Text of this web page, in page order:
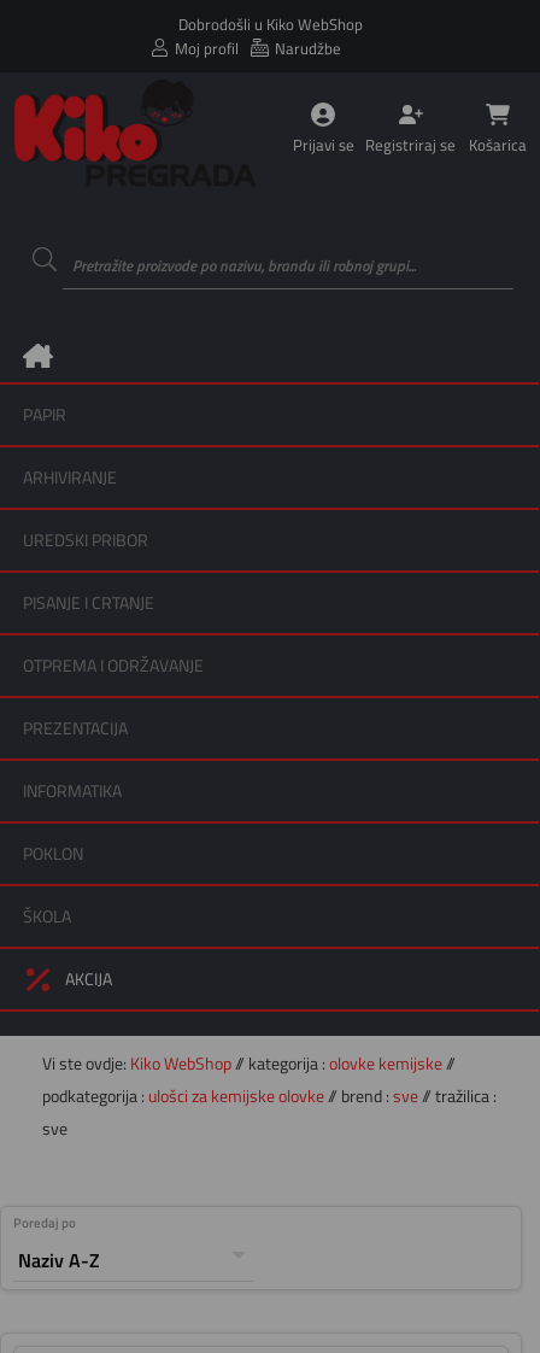
Dobrodošli u Kiko WebShop
Moj profil
Narudžbe
Prijavi se Registriraj se Košarica
PAPIR
ARHIVIRANJE
UREDSKI PRIBOR
PISANJE I CRTANJE
OTPREMA I ODRŽAVANJE
PREZENTACIJA
INFORMATIKA
POKLON
ŠKOLA
AKCIJA
Vi ste ovdje: Kiko WebShop// kategorija : olovke kemijske//
podkategorija : ulošci za kemijske olovke// brend : sve// tražilica :
sve
Poredaj po